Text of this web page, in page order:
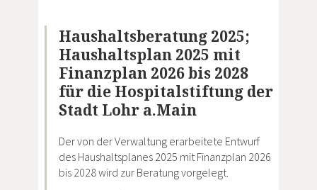
Haushaltsberatung 2025;
Haushaltsplan 2025 mit
Finanzplan 2026 bis 2028
für die Hospitalstiftung der
Stadt Lohr a.Main
Der von der Verwaltung erarbeitete Entwurf
des Haushaltsplanes 2025 mit Finanzplan 2026
bis 2028 wird zur Beratung vorgelegt.